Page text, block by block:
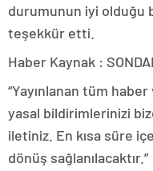
durumunun iyi olduğu
teşekkür etti.
Haber Kaynak :
“Yayınlanan tüm
yasal bildirimlerinizi
iletiniz. En kısa süre
dönüş sağlanılacaktır.”